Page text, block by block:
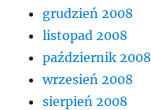
grudzień 2008
listopad 2008
październik 2008
wrzesień 2008
sierpień 2008